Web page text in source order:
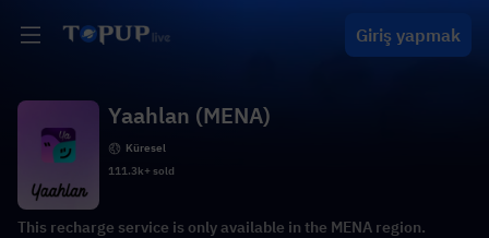
Giriş yapmak
Yaahlan (MENA)
Küresel
111.3k+ sold
This recharge service is only available in the MENA region.